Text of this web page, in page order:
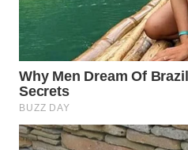
OTOMOTIF
WAHANA
WAHANA
DESA
WISATA